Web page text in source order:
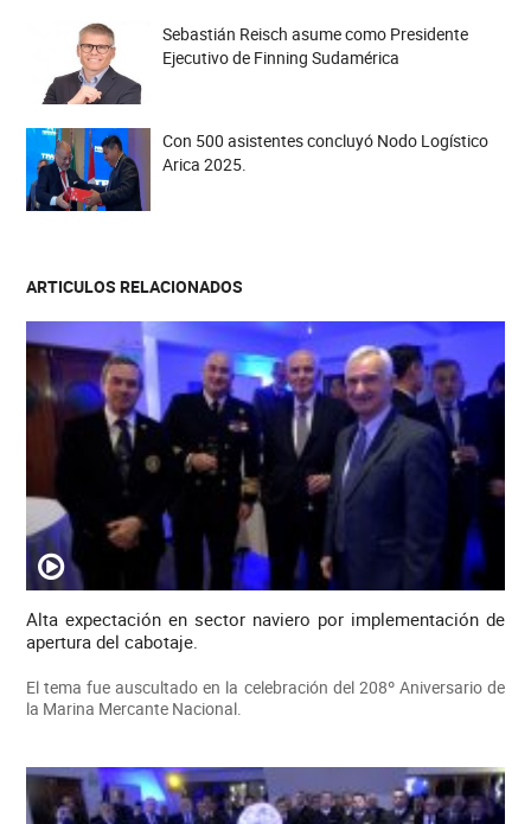
Sebastián Reisch asume como Presidente
Ejecutivo de Finning Sudamérica
Con 500 asistentes concluyó Nodo Logístico
Arica 2025.
ARTICULOS RELACIONADOS
Alta expectación en sector naviero por implementación de
apertura del cabotaje.
El tema fue auscultado en la celebración del 208º Aniversario de
la Marina Mercante Nacional.